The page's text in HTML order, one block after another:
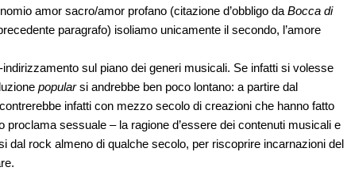
amor sacro/amor profano (citazione d’obbligo da Bocca di
paragrafo) isoliamo unicamente il secondo, l’amore
sul piano dei generi musicali. Se infatti si volesse
popularsi andrebbe ben poco lontano: a partire dal
infatti con mezzo secolo di creazioni che hanno fatto
proclama sessuale – la ragione d’essere dei contenuti musicali e
dal rock almeno di qualche secolo, per riscoprire incarnazioni del